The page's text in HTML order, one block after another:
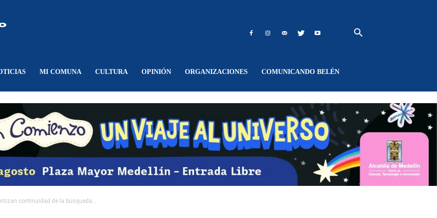
Belén MI COMUNA CULTURA OPINIÓN ORGANIZACIONES COMUNICANDO BELÉN
continuidad de la búsqueda...